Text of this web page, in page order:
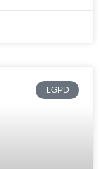
LGPD